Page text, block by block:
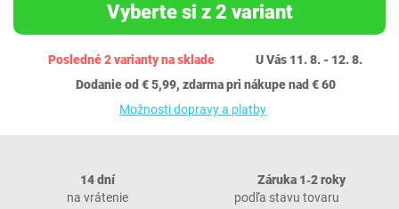
Vyberte si z 2 variant
Posledné 2 varianty na sklade
U Vás 11. 8. - 12. 8.
Dodanie od € 5,99, zdarma pri nákupe nad € 60
Možnosti dopravy a platby
14 dní
na vrátenie
Záruka 1‐2 roky
podľa stavu tovaru